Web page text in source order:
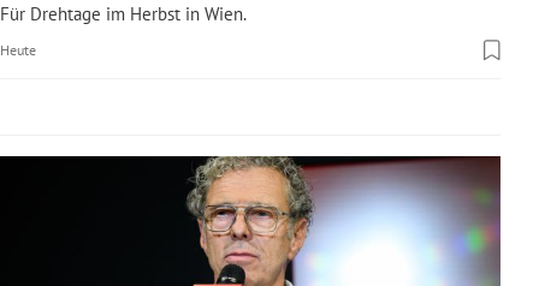
Untermenü
Für Drehtage im Herbst in Wien.
Heute